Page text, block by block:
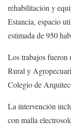
rehabilitación y
Estancia, espacio
estimada de 950
Los trabajos fueron
Rural y
Colegio de
La intervención
con malla